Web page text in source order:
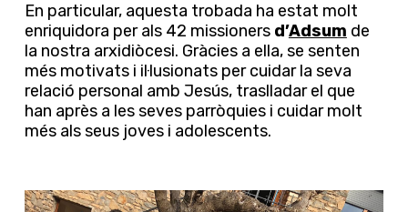
En particular, aquesta trobada ha estat molt
enriquidora per als 42 missioners d’Adsum de
la nostra arxidiòcesi. Gràcies a ella, se senten
més motivats i il·lusionats per cuidar la seva
relació personal amb Jesús, traslladar el que
han après a les seves parròquies i cuidar molt
més als seus joves i adolescents.